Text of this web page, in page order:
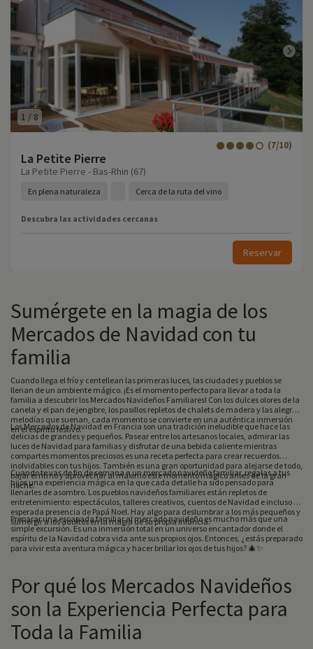
1 / 8
La Petite Pierre
(7/10)
La Petite Pierre - Bas-Rhin (67)
En plena naturaleza Cerca de la ruta del vino
Descubra las actividades cercanas
Reservar
Sumérgete en la magia de los
Mercados de Navidad con tu
familia
Cuando llega el frío y centellean las primeras luces, las ciudades y pueblos se
llenan de un ambiente mágico. ¡Es el momento perfecto para llevar a toda la
familia a descubrir los Mercados Navideños Familiares! Con los dulces olores de la
canela y el pan de jengibre, los pasillos repletos de chalets de madera y las alegres
melodías que suenan, cada momento se convierte en una auténtica inmersión
en el espíritu festivo.
Los Mercados de Navidad en Francia son una tradición ineludible que hace las
delicias de grandes y pequeños. Pasear entre los artesanos locales, admirar las
luces de Navidad para familias y disfrutar de una bebida caliente mientras
compartes momentos preciosos es una receta perfecta para crear recuerdos
inolvidables con tus hijos. También es una gran oportunidad para alejarse de todo,
bajar el ritmo y aprovechar al máximo este momento mágico antes de la gran
noche.
Cuando te vas de fin de semana a un mercado navideño familiar, regalas a tus
hijos una experiencia mágica en la que cada detalle ha sido pensado para
llenarles de asombro. Los pueblos navideños familiares están repletos de
entretenimiento: espectáculos, talleres creativos, cuentos de Navidad e incluso la
esperada presencia de Papá Noel. Hay algo para deslumbrar a los más pequeños y
sumergir a los adultos en la magia de su propia infancia.
Preparar una escapada familiar al mercado navideño es mucho más que una
simple excursión. Es una inmersión total en un universo encantador donde el
espíritu de la Navidad cobra vida ante sus propios ojos. Entonces, ¿estás preparado
para vivir esta aventura mágica y hacer brillar los ojos de tus hijos? 🎄✨
Por qué los Mercados Navideños
son la Experiencia Perfecta para
Toda la Familia